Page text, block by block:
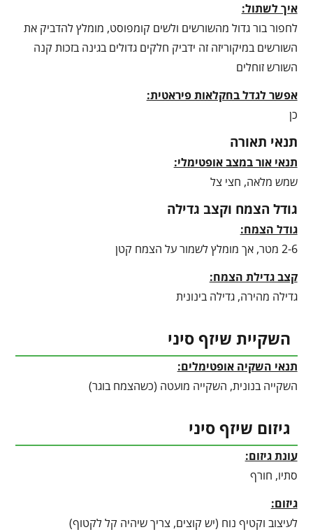
איך לשתול:
לחפור בור גדול מהשורשים ולשים קומפוסט, מומלץ להדביק את
השורשים במיקוריזה זה ידביק חלקים גדולים בגינה בזכות קנה
השורש זוחלים
אפשר לגדל בחקלאות פיראטית:
כן
תנאי תאורה
תנאי אור במצב אופטימלי:
שמש מלאה, חצי צל
גודל הצמח וקצב גדילה
גודל הצמח:
2-6 מטר, אך מומלץ לשמור על הצמח קטן
קצב גדילת הצמח:
גדילה מהירה, גדילה בינונית
השקיית שיזף סיני
תנאי השקיה אופטימלים:
השקייה בנונית, השקייה מועטה (כשהצמח בוגר)
גיזום שיזף סיני
עונת גיזום:
סתיו, חורף
גיזום:
לעיצוב וקטיף נוח (יש קוצים, צריך שיהיה קל לקטוף)